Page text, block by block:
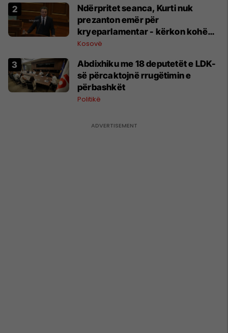
Ndërpritet seanca, Kurti nuk
prezanton emër për
kryeparlamentar - kërkon kohë
shtesë për marrëveshje politike
Kosovë
Abdixhiku me 18 deputetët e LDK-
së përcaktojnë rrugëtimin e
përbashkët
Politikë